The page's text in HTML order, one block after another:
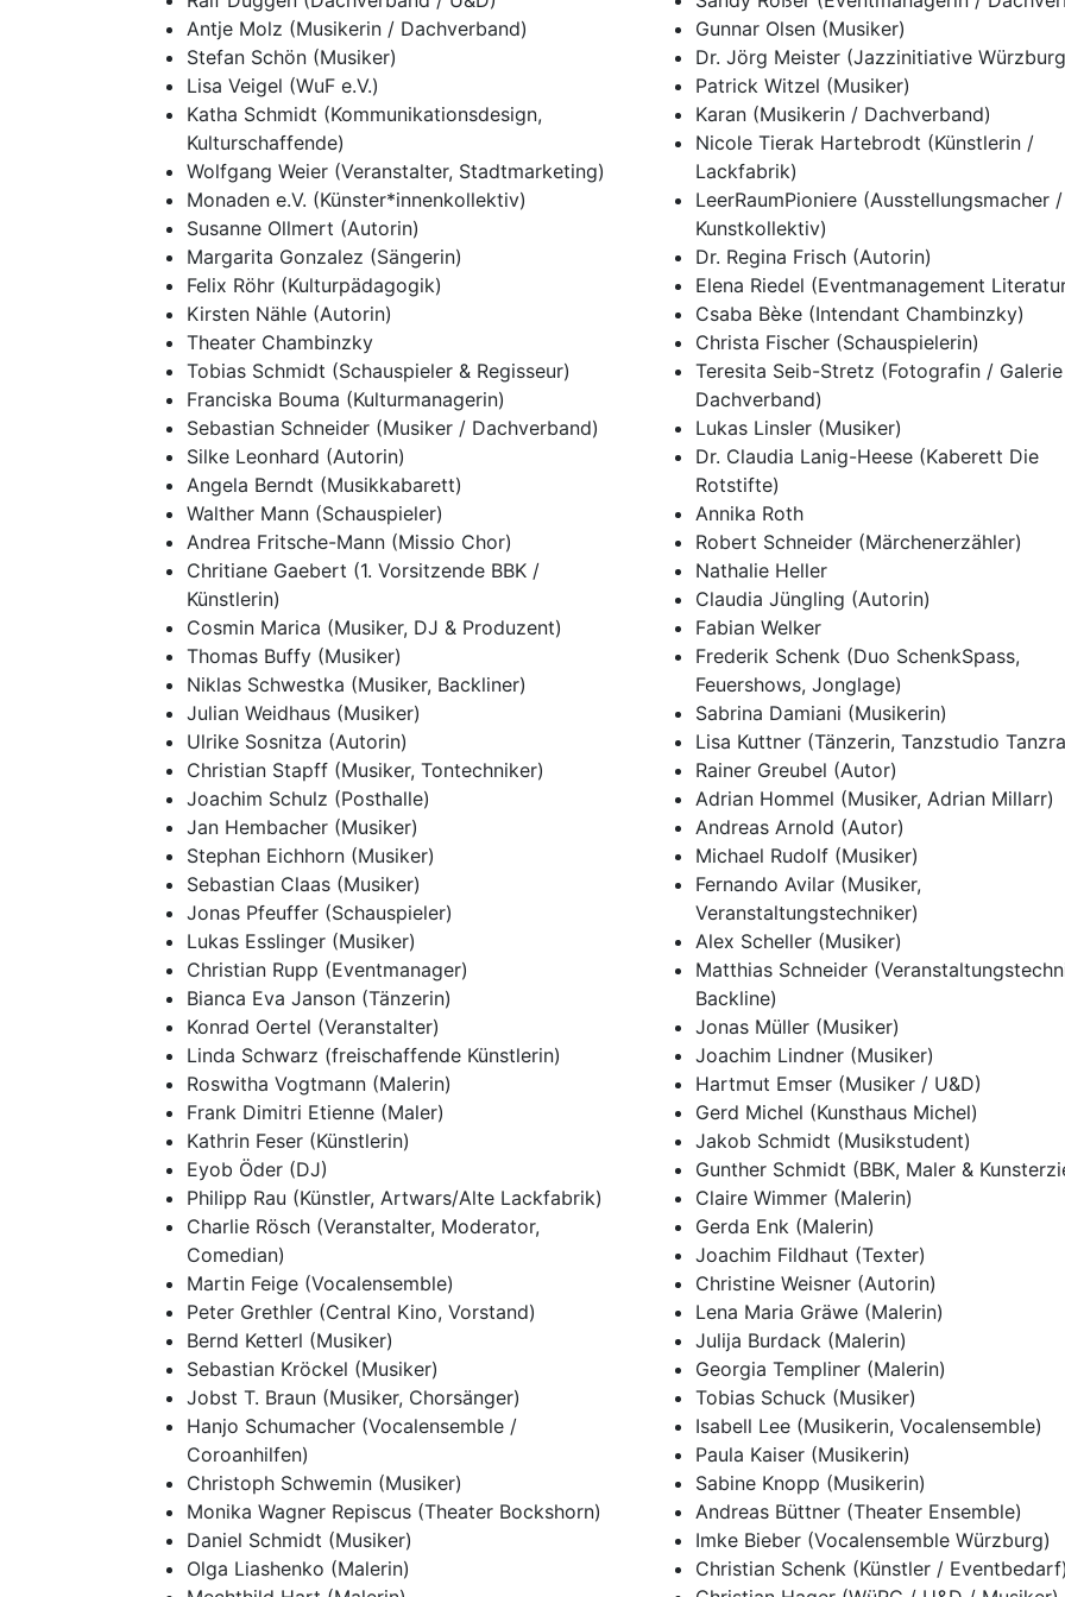
Antje Molz (Musikerin / Dachverband)
Stefan Schön (Musiker)
Lisa Veigel (WuF e.V.)
Katha Schmidt (Kommunikationsdesign,
Kulturschaffende)
Wolfgang Weier (Veranstalter, Stadtmarketing)
Monaden e.V. (Künster*innenkollektiv)
Susanne Ollmert (Autorin)
Margarita Gonzalez (Sängerin)
Felix Röhr (Kulturpädagogik)
Kirsten Nähle (Autorin)
Theater Chambinzky
Tobias Schmidt (Schauspieler & Regisseur)
Franciska Bouma (Kulturmanagerin)
Sebastian Schneider (Musiker / Dachverband)
Silke Leonhard (Autorin)
Angela Berndt (Musikkabarett)
Walther Mann (Schauspieler)
Andrea Fritsche-Mann (Missio Chor)
Chritiane Gaebert (1. Vorsitzende BBK /
Künstlerin)
Cosmin Marica (Musiker, DJ & Produzent)
Thomas Buffy (Musiker)
Niklas Schwestka (Musiker, Backliner)
Julian Weidhaus (Musiker)
Ulrike Sosnitza (Autorin)
Christian Stapff (Musiker, Tontechniker)
Joachim Schulz (Posthalle)
Jan Hembacher (Musiker)
Stephan Eichhorn (Musiker)
Sebastian Claas (Musiker)
Jonas Pfeuffer (Schauspieler)
Lukas Esslinger (Musiker)
Christian Rupp (Eventmanager)
Bianca Eva Janson (Tänzerin)
Konrad Oertel (Veranstalter)
Linda Schwarz (freischaffende Künstlerin)
Roswitha Vogtmann (Malerin)
Frank Dimitri Etienne (Maler)
Kathrin Feser (Künstlerin)
Eyob Öder (DJ)
Philipp Rau (Künstler, Artwars/Alte Lackfabrik)
Charlie Rösch (Veranstalter, Moderator,
Comedian)
Martin Feige (Vocalensemble)
Peter Grethler (Central Kino, Vorstand)
Bernd Ketterl (Musiker)
Sebastian Kröckel (Musiker)
Jobst T. Braun (Musiker, Chorsänger)
Hanjo Schumacher (Vocalensemble /
Coroanhilfen)
Christoph Schwemin (Musiker)
Monika Wagner Repiscus (Theater Bockshorn)
Daniel Schmidt (Musiker)
Olga Liashenko (Malerin)
Gunnar Olsen (Musiker)
Dr. Jörg Meister (Jazzinitiative
Patrick Witzel (Musiker)
Karan (Musikerin / Dachverband)
Nicole Tierak Hartebrodt (Künstlerin /
Lackfabrik)
LeerRaumPioniere (Ausstellungsmacher /
Kunstkollektiv)
Dr. Regina Frisch (Autorin)
Elena Riedel (Eventmanagement
Csaba Bèke (Intendant Chambinzky)
Christa Fischer (Schauspielerin)
Teresita Seib-Stretz (Fotografin /
Dachverband)
Lukas Linsler (Musiker)
Dr. Claudia Lanig-Heese (Kaberett Die
Rotstifte)
Annika Roth
Robert Schneider (Märchenerzähler)
Nathalie Heller
Claudia Jüngling (Autorin)
Fabian Welker
Frederik Schenk (Duo SchenkSpass,
Feuershows, Jonglage)
Sabrina Damiani (Musikerin)
Lisa Kuttner (Tänzerin, Tanzstudio
Rainer Greubel (Autor)
Adrian Hommel (Musiker, Adrian Millarr)
Andreas Arnold (Autor)
Michael Rudolf (Musiker)
Fernando Avilar (Musiker,
Veranstaltungstechniker)
Alex Scheller (Musiker)
Matthias Schneider
Backline)
Jonas Müller (Musiker)
Joachim Lindner (Musiker)
Hartmut Emser (Musiker / U&D)
Gerd Michel (Kunsthaus Michel)
Jakob Schmidt (Musikstudent)
Gunther Schmidt (BBK, Maler &
Claire Wimmer (Malerin)
Gerda Enk (Malerin)
Joachim Fildhaut (Texter)
Christine Weisner (Autorin)
Lena Maria Gräwe (Malerin)
Julija Burdack (Malerin)
Georgia Templiner (Malerin)
Tobias Schuck (Musiker)
Isabell Lee (Musikerin, Vocalensemble)
Paula Kaiser (Musikerin)
Sabine Knopp (Musikerin)
Andreas Büttner (Theater Ensemble)
Imke Bieber (Vocalensemble Würzburg)
Christian Schenk (Künstler / Eventbedarf)